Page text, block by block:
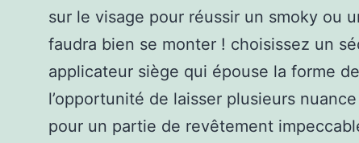
sur le visage pour réussir un smoky ou
faudra bien se monter ! choisissez un
applicateur siège qui épouse la forme
l’opportunité de laisser plusieurs
pour un partie de revêtement